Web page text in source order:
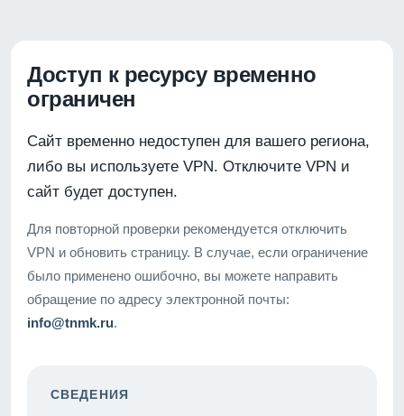
Доступ к ресурсу временно
ограничен
Сайт временно недоступен для вашего региона,
либо вы используете VPN. Отключите VPN и
сайт будет доступен.
Для повторной проверки рекомендуется отключить
VPN и обновить страницу. В случае, если ограничение
было применено ошибочно, вы можете направить
обращение по адресу электронной почты:
info@tnmk.ru.
СВЕДЕНИЯ